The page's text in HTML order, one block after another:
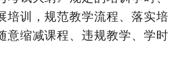
培训，规范教学流程、落实培
意缩减课程、违规教学、学时